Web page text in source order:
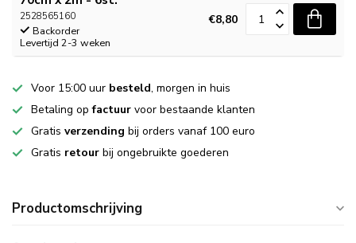
2528565160
Backorder
Levertijd 2-3 weken
€8,80
Voor 15:00 uur besteld, morgen in huis
Betaling opfactuur voor bestaande klanten
Gratis verzending bij orders vanaf 100 euro
Gratis retour bij ongebruikte goederen
Productomschrijving